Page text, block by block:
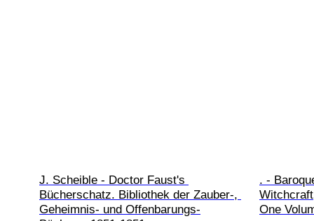
J. Scheible - Doctor Faust's
Bücherschatz. Bibliothek der Zauber-,
Geheimnis- und Offenbarungs-
. -
One